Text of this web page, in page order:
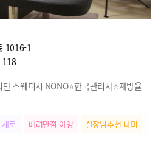
1016-1
118
스웨디시 NONO⭐한국관리사⭐재방율
로 배려만점 아영 실장님추천 나미